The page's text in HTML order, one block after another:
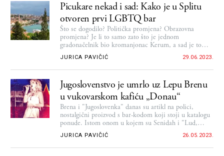
Picukare nekad i sad: Kako je u Splitu
otvoren prvi LGBTQ bar
Što se dogodilo? Politička promjena? Obrazovna
promjena? Je li to samo zato što je jednom
gradonačelnik bio kromanjonac Kerum, a sad je to
gospon teorijski fizičar Puljak? Je li to zato što su
Splićanima uštrcali krišom u krv tajnu supstancu za
povišenu toleranciju?
JURICA PAVIČIĆ 29.06.2023.
Jugoslovenstvo je umrlo uz Lepu Brenu
u vukovarskom kafiću „Donau“
Brena i "Jugoslovenka" danas su artikl na polici,
nostalgični proizvod s bar-kodom koji stoji u katalogu
ponude. Istom onom u kojem su Senidah i "Lud,
zbunjen, normalan", Rozga i Luka Dončić, Buba
Corelli i Vedrana Rudan...
JURICA PAVIČIĆ 26.05.2023.